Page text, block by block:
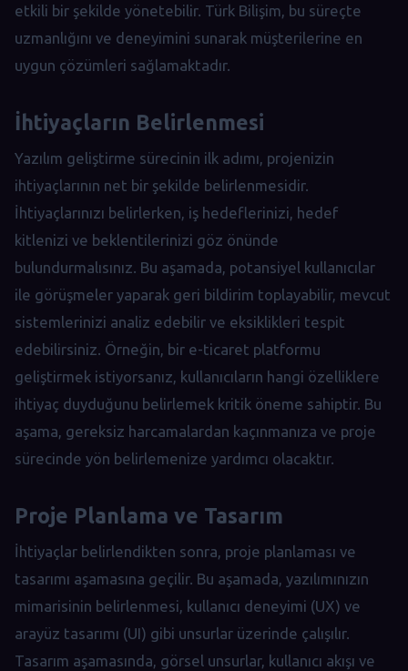
etkili bir şekilde yönetebilir. Türk Bilişim, bu süreçte
uzmanlığını ve deneyimini sunarak müşterilerine en
uygun çözümleri sağlamaktadır.
İhtiyaçların Belirlenmesi
Yazılım geliştirme sürecinin ilk adımı, projenizin
ihtiyaçlarının net bir şekilde belirlenmesidir.
İhtiyaçlarınızı belirlerken, iş hedeflerinizi, hedef
kitlenizi ve beklentilerinizi göz önünde
bulundurmalısınız. Bu aşamada, potansiyel kullanıcılar
ile görüşmeler yaparak geri bildirim toplayabilir, mevcut
sistemlerinizi analiz edebilir ve eksiklikleri tespit
edebilirsiniz. Örneğin, bir e-ticaret platformu
geliştirmek istiyorsanız, kullanıcıların hangi özelliklere
ihtiyaç duyduğunu belirlemek kritik öneme sahiptir. Bu
aşama, gereksiz harcamalardan kaçınmanıza ve proje
sürecinde yön belirlemenize yardımcı olacaktır.
Proje Planlama ve Tasarım
İhtiyaçlar belirlendikten sonra, proje planlaması ve
tasarımı aşamasına geçilir. Bu aşamada, yazılımınızın
mimarisinin belirlenmesi, kullanıcı deneyimi (UX) ve
arayüz tasarımı (UI) gibi unsurlar üzerinde çalışılır.
Tasarım aşamasında, görsel unsurlar, kullanıcı akışı ve